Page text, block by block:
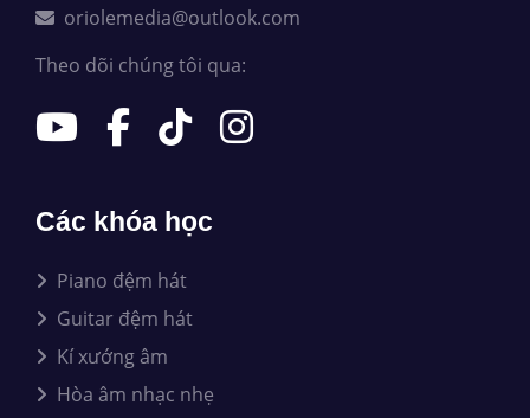
oriolemedia@outlook.com
Theo dõi chúng tôi qua:
Các khóa học
Piano đệm hát
Guitar đệm hát
Kí xướng âm
Hòa âm nhạc nhẹ